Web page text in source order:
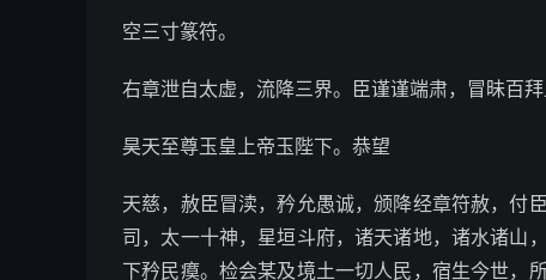
空三寸篆符。
右章泄自太虚，流降三界。臣谨谨端肃，冒昧百
昊天至尊玉皇上帝玉陛下。恭望
天慈，赦臣冒渎，矜允愚诚，颁降经章符赦，付
司，太一十神，星垣斗府，诸天诸地，诸水诸山
下矜民瘼。检会某及境土一切人民，宿生今世，